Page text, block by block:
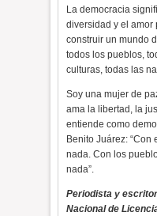
La democracia
diversidad y el amor
construir un mundo
todos los pueblos,
culturas, todas las
Soy una mujer de
ama la libertad, la
entiende como
Benito Juárez:
nada. Con los
nada”.
Periodista y
Nacional de